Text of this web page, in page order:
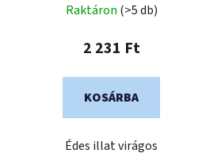
Raktáron (>5 db)
2 231 Ft
KOSÁRBA
Édes illat virágos